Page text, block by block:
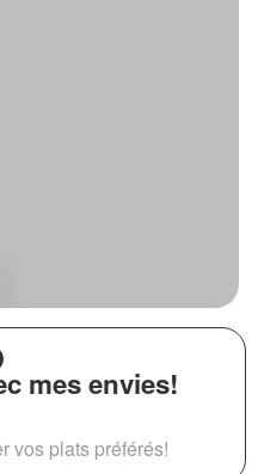
mes envies!
vos plats préférés!